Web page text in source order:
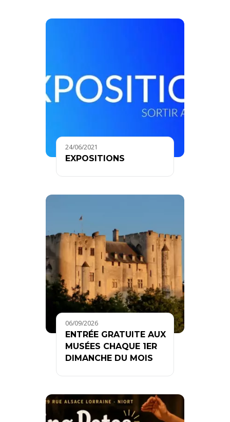
24/06/2021
EXPOSITIONS
06/09/2026
ENTRÉE GRATUITE AUX
MUSÉES CHAQUE 1ER
DIMANCHE DU MOIS